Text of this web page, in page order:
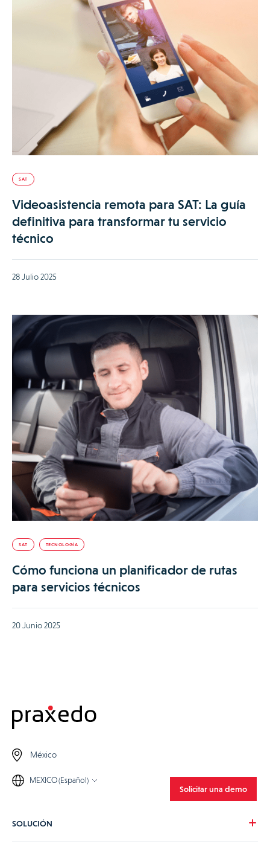
SAT
Videoasistencia remota para SAT: La guía
definitiva para transformar tu servicio
técnico
28 Julio 2025
SAT TECNOLOGÍA
Cómo funciona un planificador de rutas
para servicios técnicos
20 Junio 2025
Solicitar una demo
México
MEXICO (Español)
SOLUCIÓN